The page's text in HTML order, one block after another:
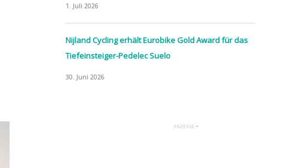
1. Juli 2026
Nijland Cycling erhält Eurobike Gold Award für das
Tiefeinsteiger-Pedelec Suelo
30. Juni 2026